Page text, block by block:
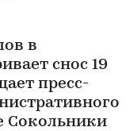
в
снос 19
пресс-
Сокольники